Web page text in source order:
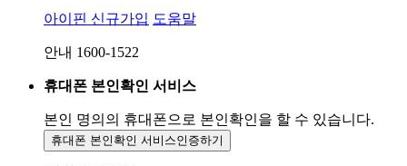
아이핀 신규가입 도움말
안내 1600-1522
휴대폰 본인확인 서비스
본인 명의의 휴대폰으로 본인확인을 할 수 있습니다.
휴대폰 본인확인 서비스인증하기